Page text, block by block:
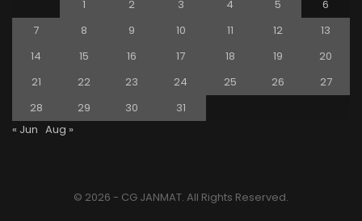
1
2 3 4 5
6
7
8 9 10 11 12
13
14
15 16 17 18 19
20
21
22 23 24 25 26
27
28
29 30
31
« Jun Aug »
© 2026 - CG JANMAT. All Rights Reserved.